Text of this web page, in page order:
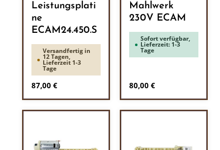
Leistungsplati
ne
ECAM24.450.S
Versandfertig in
12 Tagen,
Lieferzeit 1-3
Tage
Regulärer Preis:
87,00 €
Mahlwerk
230V ECAM
Sofort verfügbar,
Lieferzeit: 1-3
Tage
Regulärer Preis:
80,00 €